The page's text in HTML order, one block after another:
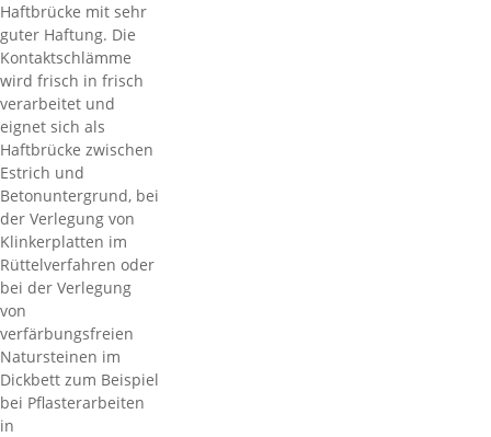
Haftbrücke mit sehr
guter Haftung. Die
Kontaktschlämme
wird frisch in frisch
verarbeitet und
eignet sich als
Haftbrücke zwischen
Estrich und
Betonuntergrund, bei
der Verlegung von
Klinkerplatten im
Rüttelverfahren oder
bei der Verlegung
von
verfärbungsfreien
Natursteinen im
Dickbett zum Beispiel
bei Pflasterarbeiten
in